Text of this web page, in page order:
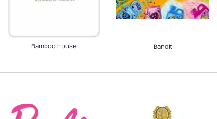
Bamboo House Bandit